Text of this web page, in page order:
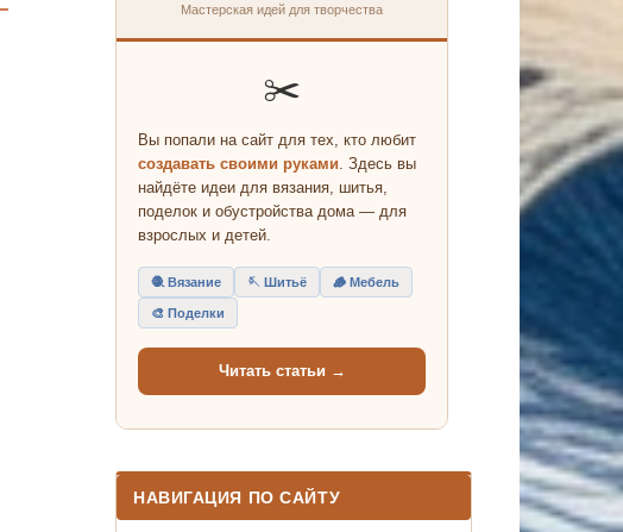
Мастерская идей для творчества
✂️
Вы попали на сайт для тех, кто любит
создавать своими руками. Здесь вы
найдёте идеи для вязания, шитья,
поделок и обустройства дома — для
взрослых и детей.
🧶 Вязание 🪡 Шитьё 🪵 Мебель
🎨 Поделки
Читать статьи →
НАВИГАЦИЯ ПО САЙТУ